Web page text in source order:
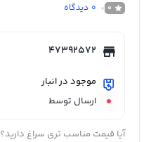
0
0 دیدگاه
47392572
موجود در انبار
ارسال توسط
آیا قیمت مناسب تری سراغ دارید؟